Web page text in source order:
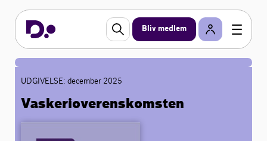
Bliv medlem
UDGIVELSE: december 2025
Vaskerioverenskomsten